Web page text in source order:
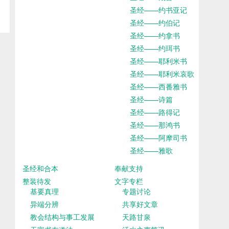
圣经——约书亚记
圣经——约伯记
圣经——约拿书
圣经——约珥书
圣经——耶利米书
圣经——耶利米哀歌
圣经——西番雅书
圣经——诗篇
圣经——路得记
圣经——那鸿书
圣经——阿摩司书
圣经——雅歌
圣经和合本
奉献支持
整装待发
基要真理
异端分辨
教会结构与事工发展
文字专栏
专题讨论
共享好文章
天路甘泉